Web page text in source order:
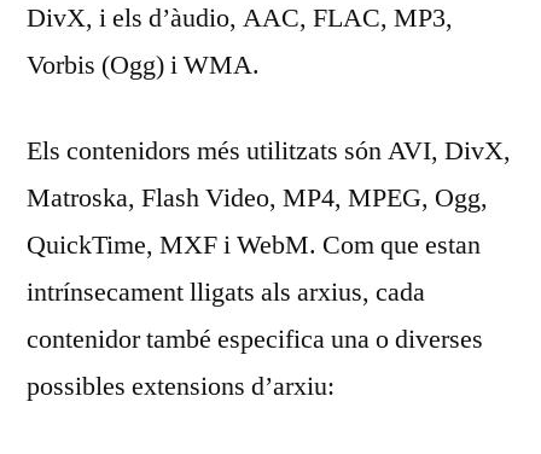
DivX, i els d’àudio, AAC, FLAC, MP3,
Vorbis (Ogg) i WMA.
Els contenidors més utilitzats són AVI, DivX,
Matroska, Flash Video, MP4, MPEG, Ogg,
QuickTime, MXF i WebM. Com que estan
intrínsecament lligats als arxius, cada
contenidor també especifica una o diverses
possibles extensions d’arxiu: